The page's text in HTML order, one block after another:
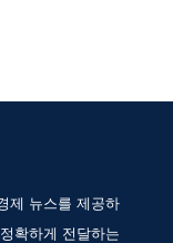
제 뉴스를 제공하
확하게 전달하는